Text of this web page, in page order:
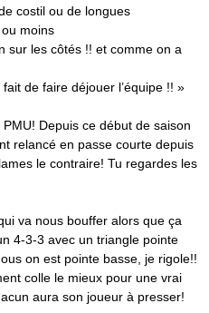
costil ou de longues
moins
sur les côtés !! et comme on a
de faire déjouer l’équipe !! »
PMU! Depuis ce début de saison
relancé en passe courte depuis
le contraire! Tu regardes les
va nous bouffer alors que ça
4-3-3 avec un triangle pointe
on est pointe basse, je rigole!!
colle le mieux pour une vrai
aura son joueur à presser!